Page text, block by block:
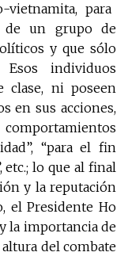
vietnamita, para
de un grupo de
y que sólo
individuos
clase, ni poseen
en sus acciones,
“para el fin
etc.; lo que al final
y la reputación
el Presidente Ho
la importancia de
del combate